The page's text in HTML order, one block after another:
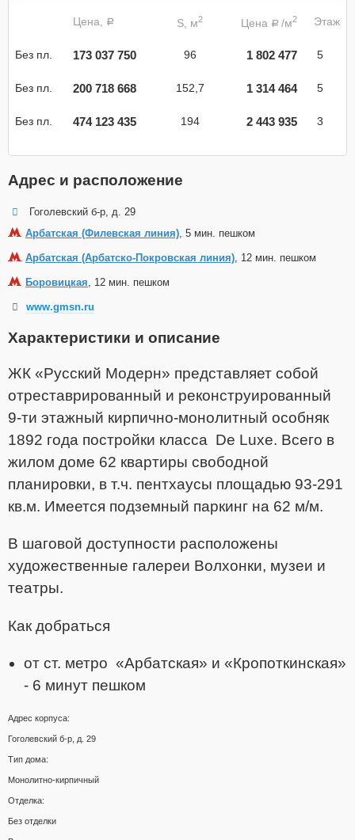
Цена, a S, м2 Цена a /м2 Этаж
Без пл. 173 037 750 96 1 802 477 5
Без пл. 200 718 668 152,7 1 314 464 5
Без пл. 474 123 435 194 2 443 935 3
Адрес и расположение
Гоголевский б-р, д. 29
Арбатская (Филевская линия), 5 мин. пешком
Арбатская (Арбатско-Покровская линия), 12 мин. пешком
Боровицкая, 12 мин. пешком
www.gmsn.ru
Характеристики и описание
ЖК «Русский Модерн» представляет собой
отреставрированный и реконструированный
9-ти этажный кирпично-монолитный особняк
1892 года постройки класса De Luxe. Всего в
жилом доме 62 квартиры свободной
планировки, в т.ч. пентхаусы площадью 93-291
кв.м. Имеется подземный паркинг на 62 м/м.
В шаговой доступности расположены
художественные галереи Волхонки, музеи и
театры.
Как добраться
от ст. метро «Арбатская» и «Кропоткинская»
- 6 минут пешком
Адрес корпуса:
Гоголевский б-р, д. 29
Тип дома:
Монолитно-кирпичный
Отделка:
Без отделки